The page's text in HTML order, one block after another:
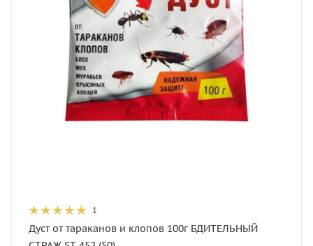
1
Дуст от тараканов и клопов 100г БДИТЕЛЬНЫЙ